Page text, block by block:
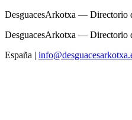
DesguacesArkotxa — Directorio
DesguacesArkotxa — Directorio
España |